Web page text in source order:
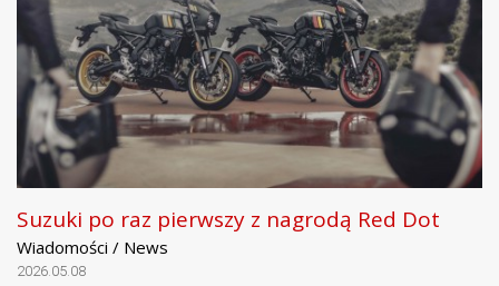
Suzuki po raz pierwszy z nagrodą Red Dot
Wiadomości / News
2026.05.08